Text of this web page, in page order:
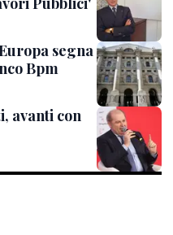
segna
Bpm
avanti con